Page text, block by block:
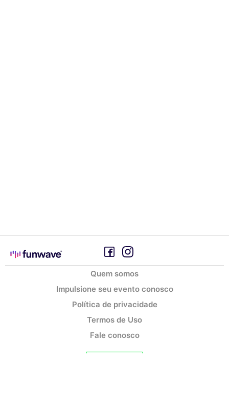
Quem somos
Impulsione seu evento conosco
Política de privacidade
Termos de Uso
Fale conosco